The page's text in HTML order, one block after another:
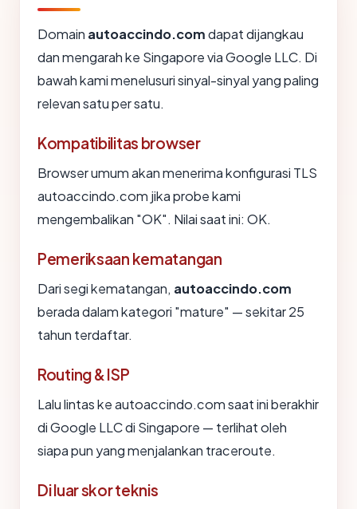
Domain autoaccindo.comdapat dijangkau
dan mengarah ke Singapore via Google LLC. Di
bawah kami menelusuri sinyal-sinyal yang paling
relevan satu per satu.
Kompatibilitas browser
Browser umum akan menerima konfigurasi TLS
autoaccindo.com jika probe kami
mengembalikan "OK". Nilai saat ini: OK.
Pemeriksaan kematangan
Dari segi kematangan, autoaccindo.com
berada dalam kategori "mature" — sekitar 25
tahun terdaftar.
Routing & ISP
Lalu lintas ke autoaccindo.com saat ini berakhir
di Google LLC di Singapore — terlihat oleh
siapa pun yang menjalankan traceroute.
Di luar skor teknis